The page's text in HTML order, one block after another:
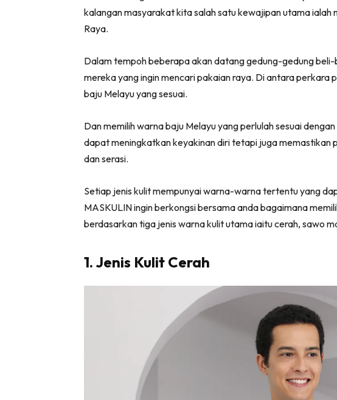
kalangan masyarakat kita salah satu kewajipan utama ialah
Raya.
Dalam tempoh beberapa akan datang gedung-gedung beli-
mereka yang ingin mencari pakaian raya. Di antara perkara
baju Melayu yang sesuai.
Dan memilih warna baju Melayu yang perlulah sesuai
dapat meningkatkan keyakinan diri tetapi juga memastikan
dan serasi.
Setiap jenis kulit mempunyai warna-warna tertentu yang
MASKULIN ingin berkongsi bersama anda bagaimana
berdasarkan tiga jenis warna kulit utama iaitu cerah, sawo
1. Jenis Kulit Cerah